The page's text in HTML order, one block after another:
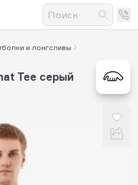
и лонгсливы
Tee серый